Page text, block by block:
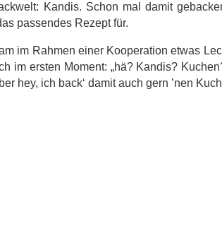
Kandis. Schon mal damit
passendes Rezept für.
im Rahmen einer Kooperation etwas
im ersten Moment: „hä? Kandis?
hey, ich back‘ damit auch gern ’nen